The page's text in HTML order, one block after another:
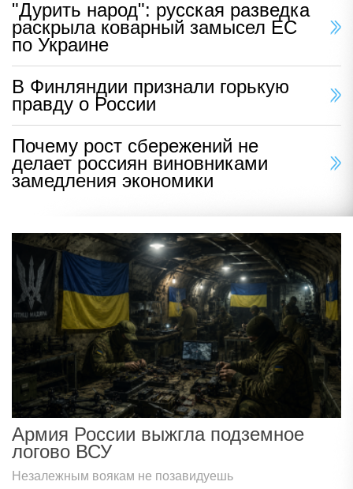
"Дурить народ": русская разведка
раскрыла коварный замысел ЕС
по Украине
В Финляндии признали горькую
правду о России
Почему рост сбережений не
делает россиян виновниками
замедления экономики
Армия России выжгла подземное
логово ВСУ
Незалежным воякам не позавидуешь